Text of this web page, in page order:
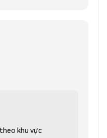
khu vực